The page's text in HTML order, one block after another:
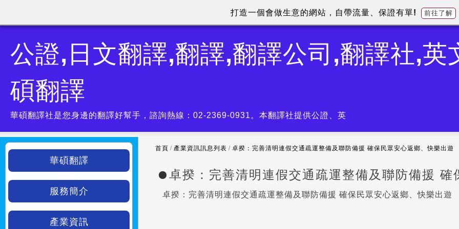
公證,日文翻譯,翻譯,翻譯公司,翻譯社,英
碩翻譯
華碩翻譯社是您身邊的翻譯好幫手，諮詢熱線：02-2369-0931。本翻譯社提供公證、英
首頁 / 產業資訊訊息列表 / 卓揆：完善清明連假交通疏運整備及聯防備援 確保民眾安心返鄉、快樂出遊
卓揆：完善清明連假交通疏運整備及聯防備援
卓揆：完善清明連假交通疏運整備及聯防備援 確保民眾安心返鄉、快樂出遊
華碩翻譯
服務簡介
產業資訊
打造一個會做生意的網站，自帶流量、保證有單! 前往了解